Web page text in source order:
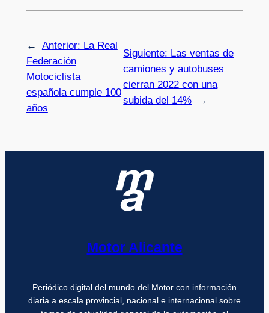
← Anterior: La Real
Federación
Motociclista
española cumple 100
años
Siguiente: Las ventas de
camiones y autobuses
cierran 2022 con una
subida del 14%
→
Motor Alicante
Periódico digital del mundo del Motor con información
diaria a escala provincial, nacional e internacional sobre